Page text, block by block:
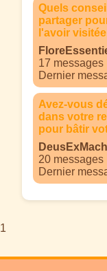
Quels
partager
l'avoir
17 messages
Dernier
Avez-vous
dans votre
pour bâtir
20 messages
Dernier
1